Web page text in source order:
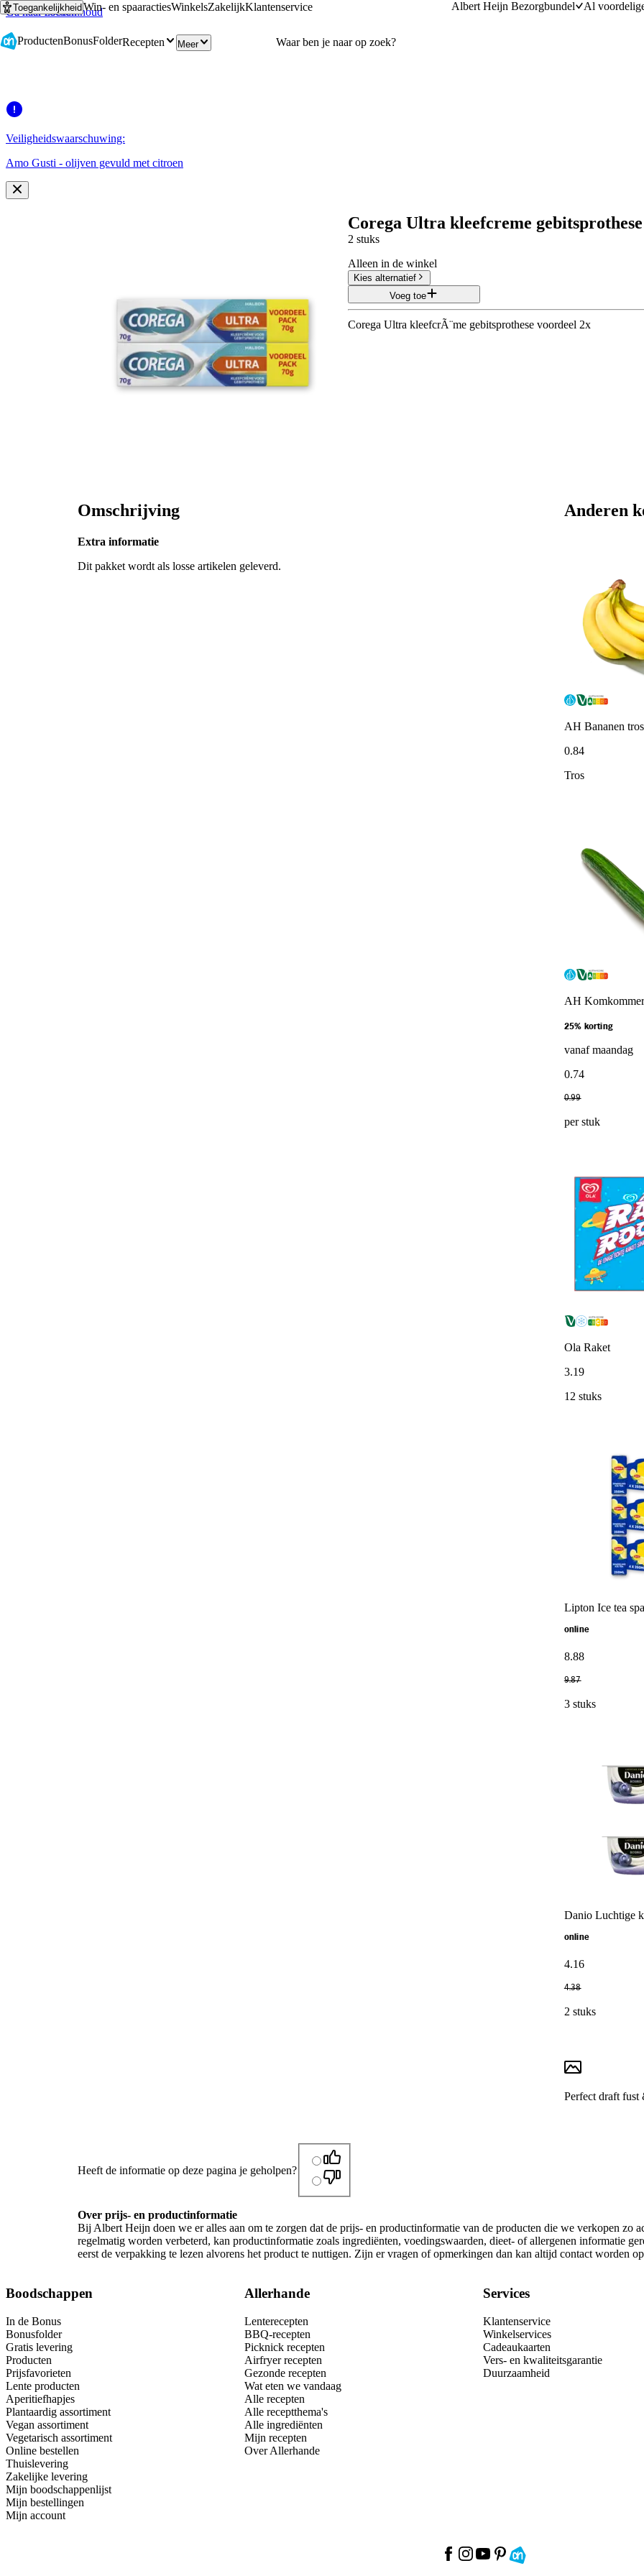
Ga naar hoofdinhoud
Ga naar zoeken
ToegankelijkheidWin- en spaaractiesWinkelsZakelijkKlantenservice Albert Heijn Bezorgbundel Al
ProductenBonusFolderRecepten Meer
Veiligheidswaarschuwing:
Amo Gusti - olijven gevuld met citroen
Corega Ultra kleefcreme
2 stuks
Alleen in de winkel
Kies alternatief
Voeg toe
Corega Ultra kleefcrÃ¨me gebitsprothese voordeel 2x
Omschrijving
Extra informatie
Dit pakket wordt als losse artikelen geleverd.
Anderen
AH Bananen tros
0.84
Tros
AH Komkommer
25% korting
vanaf maandag
0.74
0.99
per stuk
Ola Raket
3.19
12 stuks
Lipton Ice tea
online
8.88
9.87
3 stuks
Danio Luchtige
online
4.16
4.38
2 stuks
Perfect draft fust
Heeft de informatie op deze pagina je geholpen?
Over prijs- en productinformatie
Bij Albert Heijn doen we er alles aan om te zorgen dat de prijs- en productinformatie van de producten die we verkopen zo
regelmatig worden verbeterd, kan productinformatie zoals ingrediënten, voedingswaarden, dieet- of allergenen informatie
eerst de verpakking te lezen alvorens het product te nuttigen. Zijn er vragen of opmerkingen dan kan altijd contact worden
Boodschappen
In de Bonus
Bonusfolder
Gratis levering
Producten
Prijsfavorieten
Lente producten
Aperitiefhapjes
Plantaardig assortiment
Vegan assortiment
Vegetarisch assortiment
Online bestellen
Thuislevering
Zakelijke levering
Mijn boodschappenlijst
Mijn bestellingen
Mijn account
Allerhande
Lenterecepten
BBQ-recepten
Picknick recepten
Airfryer recepten
Gezonde recepten
Wat eten we vandaag
Alle recepten
Alle receptthema's
Alle ingrediënten
Mijn recepten
Over Allerhande
Services
Klantenservice
Winkelservices
Cadeaukaarten
Vers- en kwaliteitsgarantie
Duurzaamheid